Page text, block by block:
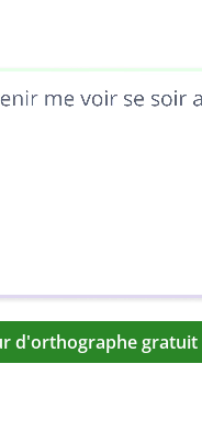
d'orthographe gratuit